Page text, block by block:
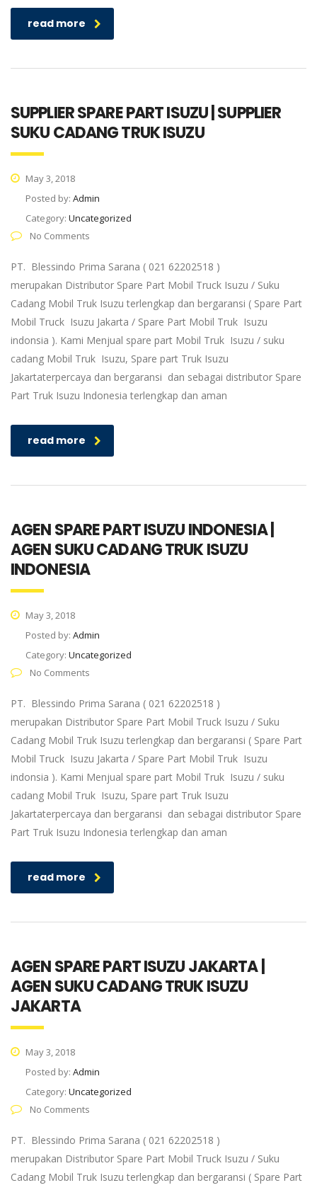
read more
SUPPLIER SPARE PART ISUZU | SUPPLIER
SUKU CADANG TRUK ISUZU
May 3, 2018
Posted by: Admin
Category: Uncategorized
No Comments
PT. Blessindo Prima Sarana ( 021 62202518 )
merupakan Distributor Spare Part Mobil Truck Isuzu / Suku
Cadang Mobil Truk Isuzu terlengkap dan bergaransi ( Spare Part
Mobil Truck Isuzu Jakarta / Spare Part Mobil Truk Isuzu
indonsia ). Kami Menjual spare part Mobil Truk Isuzu / suku
cadang Mobil Truk Isuzu, Spare part Truk Isuzu
Jakartaterpercaya dan bergaransi dan sebagai distributor Spare
Part Truk Isuzu Indonesia terlengkap dan aman
read more
AGEN SPARE PART ISUZU INDONESIA |
AGEN SUKU CADANG TRUK ISUZU
INDONESIA
May 3, 2018
Posted by: Admin
Category: Uncategorized
No Comments
PT. Blessindo Prima Sarana ( 021 62202518 )
merupakan Distributor Spare Part Mobil Truck Isuzu / Suku
Cadang Mobil Truk Isuzu terlengkap dan bergaransi ( Spare Part
Mobil Truck Isuzu Jakarta / Spare Part Mobil Truk Isuzu
indonsia ). Kami Menjual spare part Mobil Truk Isuzu / suku
cadang Mobil Truk Isuzu, Spare part Truk Isuzu
Jakartaterpercaya dan bergaransi dan sebagai distributor Spare
Part Truk Isuzu Indonesia terlengkap dan aman
read more
AGEN SPARE PART ISUZU JAKARTA |
AGEN SUKU CADANG TRUK ISUZU
JAKARTA
May 3, 2018
Posted by: Admin
Category: Uncategorized
No Comments
PT. Blessindo Prima Sarana ( 021 62202518 )
merupakan Distributor Spare Part Mobil Truck Isuzu / Suku
Cadang Mobil Truk Isuzu terlengkap dan bergaransi ( Spare Part